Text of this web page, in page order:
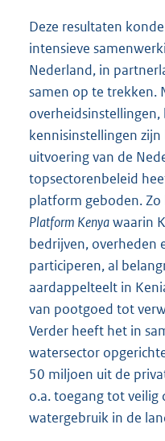
Deze resultaten
intensieve
Nederland, in
samen op te trekken.
overheidsinstellingen,
kennisinstellingen
uitvoering van de
topsectorenbeleid
platform geboden.
Platform Kenyawaarin
bedrijven, overheden
participeren, al
aardappelteelt in
van pootgoed tot
Verder heeft het in
watersector
50 miljoen uit de
o.a. toegang tot
watergebruik in de